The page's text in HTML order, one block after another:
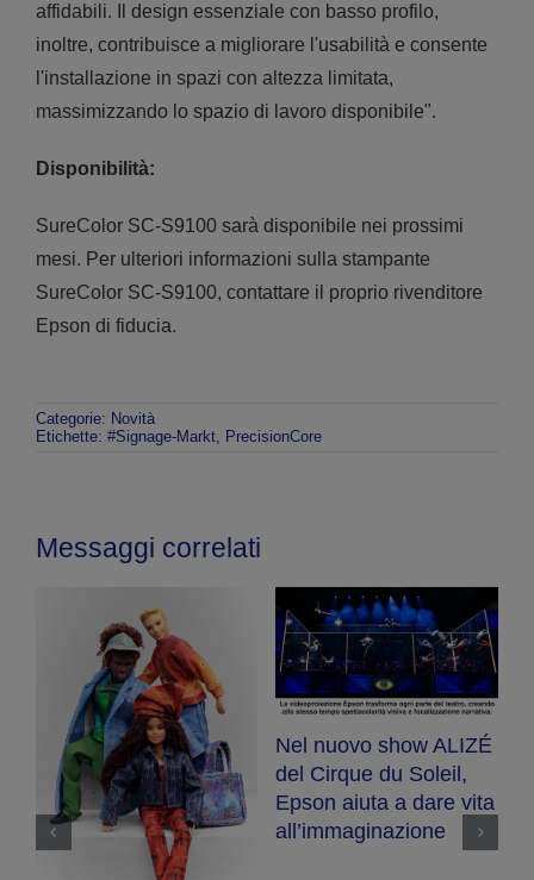
affidabili. Il design essenziale con basso profilo,
inoltre, contribuisce a migliorare l'usabilità e consente
l'installazione in spazi con altezza limitata,
massimizzando lo spazio di lavoro disponibile".
Disponibilità:
SureColor SC-S9100 sarà disponibile nei prossimi
mesi. Per ulteriori informazioni sulla stampante
SureColor SC-S9100, contattare il proprio rivenditore
Epson di fiducia.
Categorie: Novità
Etichette: #Signage-Markt, PrecisionCore
Messaggi correlati
show ALIZÉ
du Soleil,
a dare vita
Epson lancia
ReadyPrint Photo:
servizio di
abbonamento
all’inchiostro senza
Epson
programma
circolare